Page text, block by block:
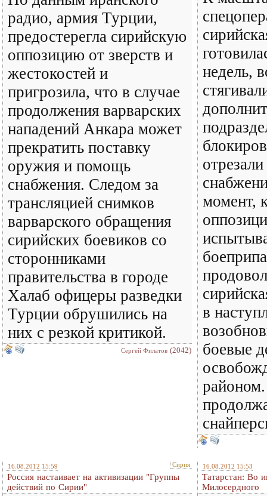
радио, армия Турции,
предостерегла сирийскую
оппозицию от зверств и
жестокостей и
пригрозила, что в случае
продолжения варварских
нападений Анкара может
прекратить поставку
оружия и помощь
снабжения. Следом за
трансляцией снимков
варварского обращения
сирийских боевиков со
сторонниками
правительства в городе
Халаб офицеры разведки
Турции обрушились на
них с резкой критикой.
Сергей Филатов (2042)
недель,
момент,
в
боевые
16.08.2012 15:59 Сирия
Россия настаивает на активизации "Группы
действий по Сирии"
16.08.2012 15:53
Татарстан: Во
Милосердного